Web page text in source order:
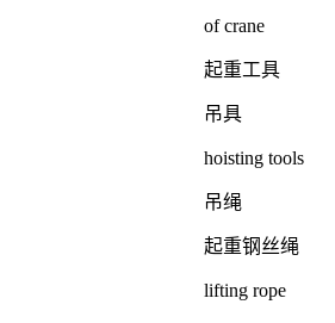
of crane
起重工具
吊具
hoisting tools
吊绳
起重钢丝绳
lifting rope